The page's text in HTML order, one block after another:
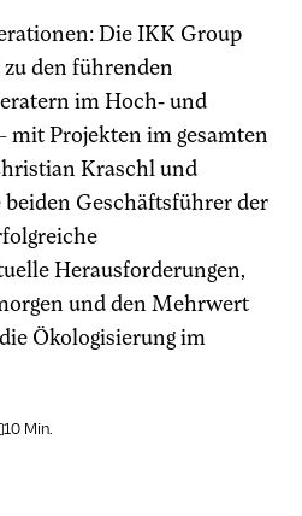
Die IKK Group
den führenden
im Hoch- und
mit Projekten im gesamten
Kraschl und
Geschäftsführer der
Herausforderungen,
und den Mehrwert
Ökologisierung im
10 Min.